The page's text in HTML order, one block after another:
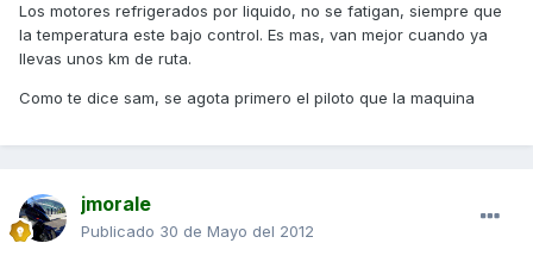
Los motores refrigerados por liquido, no se fatigan, siempre que
la temperatura este bajo control. Es mas, van mejor cuando ya
llevas unos km de ruta.
Como te dice sam, se agota primero el piloto que la maquina
jmorale
Publicado 30 de Mayo del 2012